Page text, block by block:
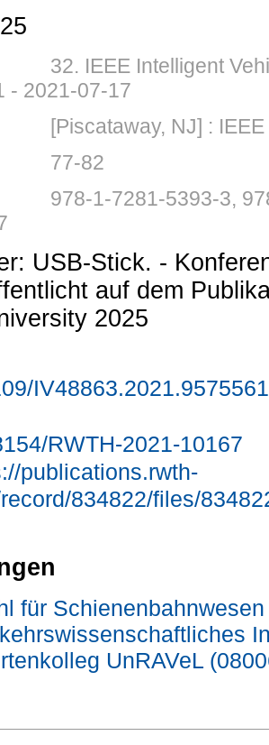
32. IEEE Intelligent
- 2021-07-17
[Piscataway, NJ] : IEEE
77-82
978-1-7281-5393-3,
USB-Stick. -
auf dem
2025
IV48863.2021.9575561
RWTH-2021-10167
publications.rwth-
834822/files/
für
UnRAVeL